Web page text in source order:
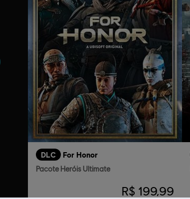
DLC For Honor
Pacote Heróis Ultimate
R$ 199,99